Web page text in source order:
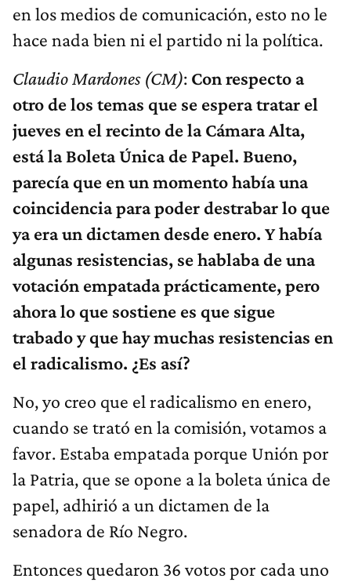
en los medios de comunicación, esto no le
hace nada bien ni el partido ni la política.
Claudio Mardones (CM): Con respecto a
otro de los temas que se espera tratar el
jueves en el recinto de la Cámara Alta,
está la Boleta Única de Papel. Bueno,
parecía que en un momento había una
coincidencia para poder destrabar lo que
ya era un dictamen desde enero. Y había
algunas resistencias, se hablaba de una
votación empatada prácticamente, pero
ahora lo que sostiene es que sigue
trabado y que hay muchas resistencias en
el radicalismo. ¿Es así?
No, yo creo que el radicalismo en enero,
cuando se trató en la comisión, votamos a
favor. Estaba empatada porque Unión por
la Patria, que se opone a la boleta única de
papel, adhirió a un dictamen de la
senadora de Río Negro.
Entonces quedaron 36 votos por cada uno